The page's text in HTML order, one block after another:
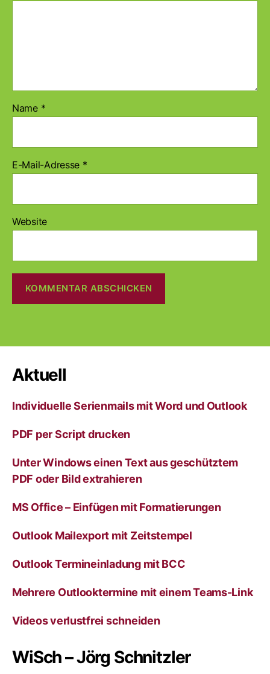
Name *
E-Mail-Adresse *
Website
t
r
n
v
Aktuell
Individuelle Serienmails mit Word und Outlook
PDF per Script drucken
Unter Windows einen Text aus geschütztem
PDF oder Bild extrahieren
MS Office – Einfügen mit Formatierungen
Outlook Mailexport mit Zeitstempel
Outlook Termineinladung mit BCC
Mehrere Outlooktermine mit einem Teams-Link
Videos verlustfrei schneiden
WiSch – Jörg Schnitzler